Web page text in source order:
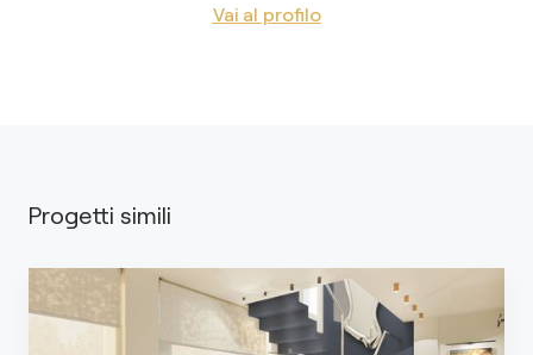
Vai al profilo
Progetti simili